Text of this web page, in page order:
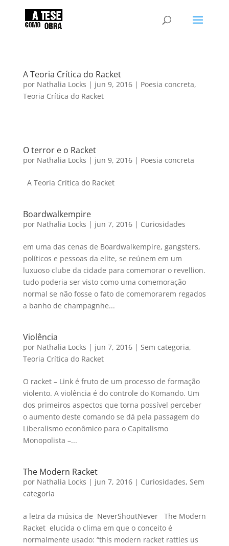
A Teoria Crítica do Racket
por Nathalia Locks | jun 9, 2016| Poesia concreta,
Teoria Crítica do Racket
O terror e o Racket
por Nathalia Locks | jun 9, 2016| Poesia concreta
A Teoria Crítica do Racket
Boardwalkempire
por Nathalia Locks | jun 7, 2016| Curiosidades
em uma das cenas de Boardwalkempire, gangsters,
políticos e pessoas da elite, se reúnem em um
luxuoso clube da cidade para comemorar o revellion.
tudo poderia ser visto como uma comemoração
normal se não fosse o fato de comemorarem regados
a banho de champagnhe...
Violência
por Nathalia Locks | jun 7, 2016| Sem categoria,
Teoria Crítica do Racket
O racket – Link é fruto de um processo de formação
violento. A violência é do controle do Komando. Um
dos primeiros aspectos que torna possível perceber
o aumento deste comando se dá pela passagem do
Liberalismo econômico para o Capitalismo
Monopolista –...
The Modern Racket
por Nathalia Locks | jun 7, 2016| Curiosidades, Sem
categoria
a letra da música de NeverShoutNever The Modern
Racket elucida o clima em que o conceito é
normalmente usado: “this modern racket rattles us